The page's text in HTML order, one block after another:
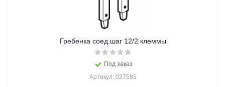
Гребенка соед.шаг 12/2 клеммы
Под заказ
Артикул: 037585